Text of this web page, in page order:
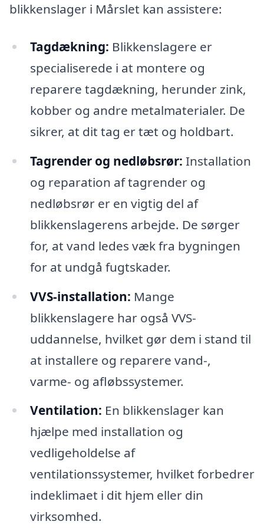
blikkenslager i Mårslet kan assistere:
Tagdækning: Blikkenslagere er
specialiserede i at montere og
reparere tagdækning, herunder zink,
kobber og andre metalmaterialer. De
sikrer, at dit tag er tæt og holdbart.
Tagrender og nedløbsrør: Installation
og reparation af tagrender og
nedløbsrør er en vigtig del af
blikkenslagerens arbejde. De sørger
for, at vand ledes væk fra bygningen
for at undgå fugtskader.
VVS-installation: Mange
blikkenslagere har også VVS-
uddannelse, hvilket gør dem i stand til
at installere og reparere vand-,
varme- og afløbssystemer.
Ventilation: En blikkenslager kan
hjælpe med installation og
vedligeholdelse af
ventilationssystemer, hvilket forbedrer
indeklimaet i dit hjem eller din
virksomhed.